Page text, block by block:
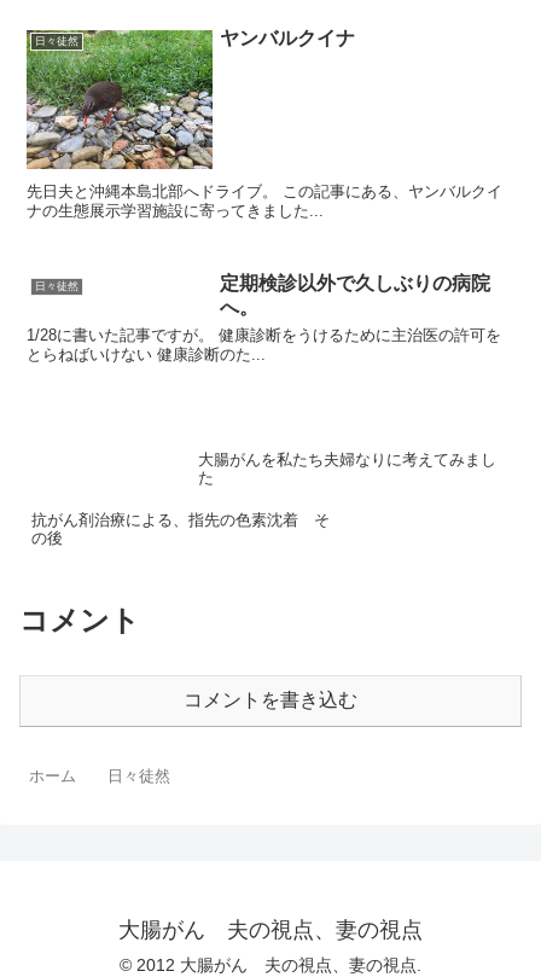
日々徒然 ヤンバルクイナ
先日夫と沖縄本島北部へドライブ。 この記事にある、ヤンバルクイ
ナの生態展示学習施設に寄ってきました...
日々徒然
定期検診以外で久しぶりの病院
へ。
1/28に書いた記事ですが。 健康診断をうけるために主治医の許可を
とらねばいけない 健康診断のた...
大腸がんを私たち夫婦なりに考えてみまし
た
抗がん剤治療による、指先の色素沈着 そ
の後
コメント
コメントを書き込む
ホーム 日々徒然
大腸がん 夫の視点、妻の視点
© 2012 大腸がん 夫の視点、妻の視点.